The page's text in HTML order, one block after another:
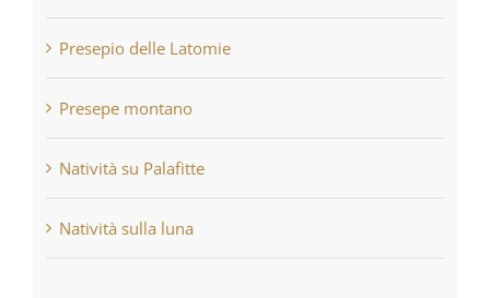
Presepio delle Latomie
Presepe montano
Natività su Palafitte
Natività sulla luna